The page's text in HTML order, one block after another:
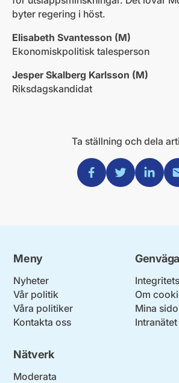
byter regering i höst.
Elisabeth Svantesson (M)
Ekonomiskpolitisk talesperson
Jesper Skalberg Karlsson (M)
Riksdagskandidat
Ta ställning och dela
Dela via Facebook
Dela via Twitter
Dela via
Meny
Nyheter
Vår politik
Våra politiker
Kontakta oss
Om
Mina
Intranätet
Nätverk
Moderata